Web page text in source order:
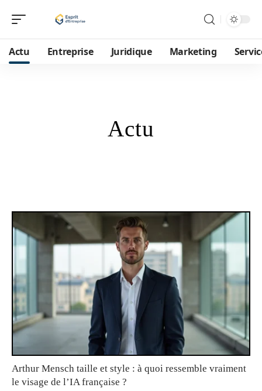
Actu Entreprise Juridique Marketing
Actu
Arthur Mensch taille et style : à quoi ressemble vraiment
le visage de l’IA française ?